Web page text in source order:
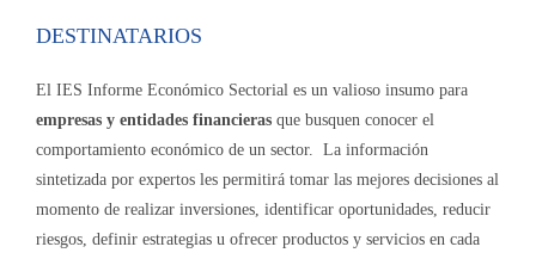
DESTINATARIOS
El IES Informe Económico Sectorial es un valioso insumo para
empresas y entidades financieras que busquen conocer el
comportamiento económico de un sector. La información
sintetizada por expertos les permitirá tomar las mejores decisiones al
momento de realizar inversiones, identificar oportunidades, reducir
riesgos, definir estrategias u ofrecer productos y servicios en cada